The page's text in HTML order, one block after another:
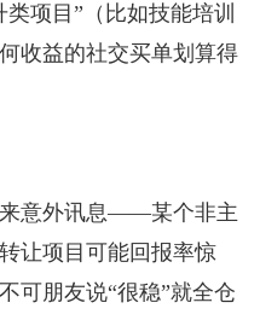
项目”（比如技能培训
收益的社交买单划算得
意外讯息——某个非主
让项目可能回报率惊
可朋友说“很稳”就全仓